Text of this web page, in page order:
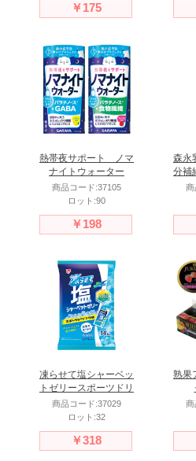
￥175
熱帯夜サポート ノマ
ナイトウォーター
195ml
商品コード:37105
ロット:90
￥198
森永
分補
商
凍らせて塩シャーベッ
トゼリースポーツドリ
ンク味
商品コード:37029
ロット:32
￥318
熟果
商